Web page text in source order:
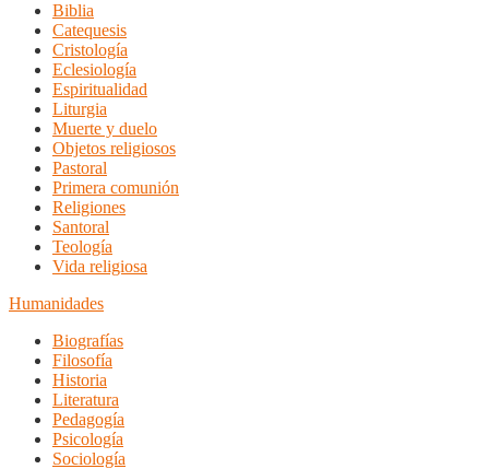
Biblia
Catequesis
Cristología
Eclesiología
Espiritualidad
Liturgia
Muerte y duelo
Objetos religiosos
Pastoral
Primera comunión
Religiones
Santoral
Teología
Vida religiosa
Humanidades
Biografías
Filosofía
Historia
Literatura
Pedagogía
Psicología
Sociología